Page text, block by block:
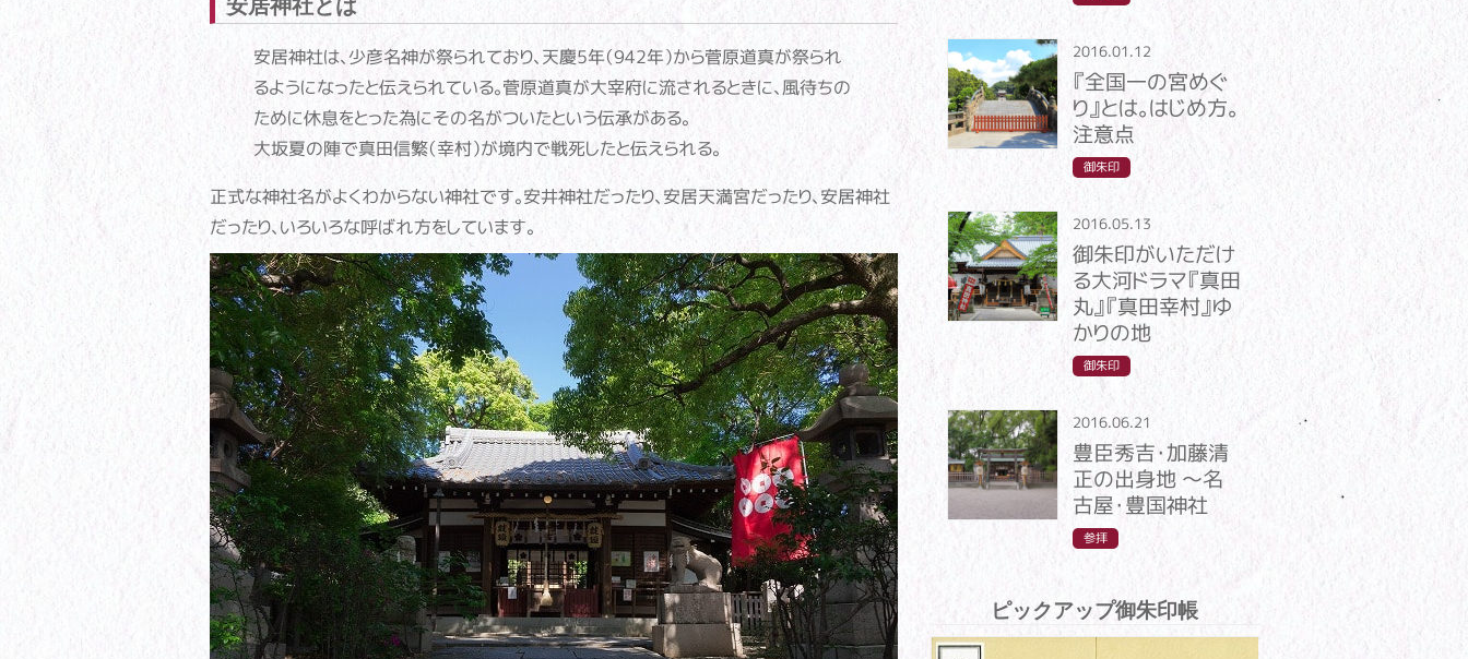
安居神社とは
安居神社は、少彦名神が祭られており、天慶5年（942年）から菅原道真が祭られ
るようになったと伝えられている。菅原道真が大宰府に流されるときに、風待ちの
ために休息をとった為にその名がついたという伝承がある。
大坂夏の陣で真田信繁（幸村）が境内で戦死したと伝えられる。
正式な神社名がよくわからない神社です。安井神社だったり、安居天満宮だったり、安居神社
だったり、いろいろな呼ばれ方をしています。
2016.01.12
『全国一の宮めぐ
り』とは。はじめ方。
注意点
御朱印
2016.05.13
御朱印がいただけ
る大河ドラマ『真田
丸』『真田幸村』ゆ
かりの地
御朱印
2016.06.21
豊臣秀吉・加藤清
正の出身地 ～名
古屋・豊国神社
参拝
ピックアップ御朱印帳